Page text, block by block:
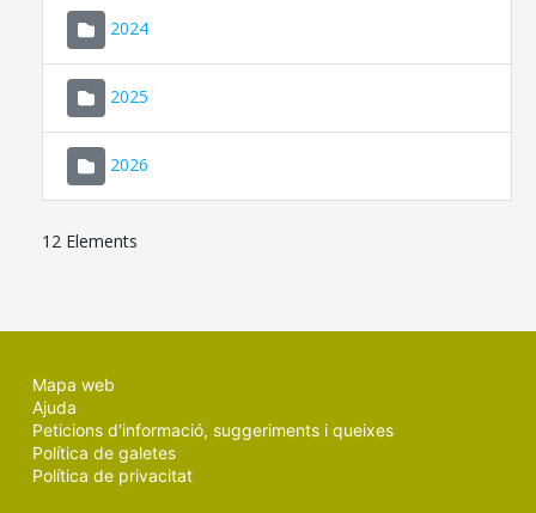
2024
2025
2026
12 Elements
Mapa web
Ajuda
Peticions d'informació, suggeriments i queixes
Política de galetes
Política de privacitat